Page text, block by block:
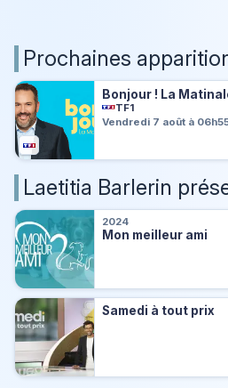
Prochaines
Bonjour ! La
TF1
Vendredi 7 août à
Laetitia Barlerin
2024
Mon meilleur ami
Samedi à tout prix